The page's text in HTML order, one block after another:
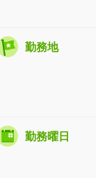
勤務地
勤務曜日